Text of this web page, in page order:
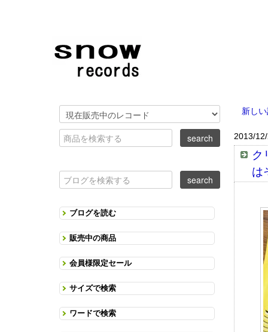
新し
2013/
ク
は
ブログを読む
販売中の商品
会員様限定セール
サイズで検索
ワードで検索